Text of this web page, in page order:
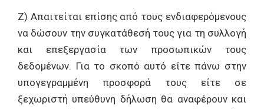
Ζ) Απαιτείται επίσης από τους ενδιαφερόμενους
να δώσουν την συγκατάθεσή τους για τη συλλογή
και επεξεργασία των προσωπικών τους
δεδομένων. Για το σκοπό αυτό είτε πάνω στην
υπογεγραμμένη προσφορά τους είτε σε
ξεχωριστή υπεύθυνη δήλωση θα αναφέρουν και